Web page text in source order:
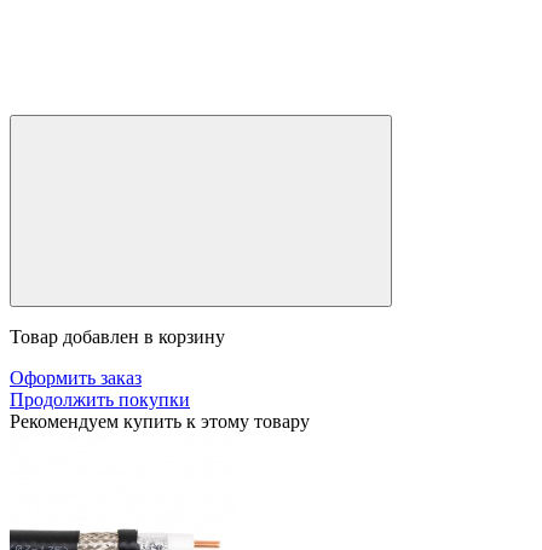
Товар добавлен в корзину
Оформить заказ
Продолжить покупки
Рекомендуем купить к этому товару